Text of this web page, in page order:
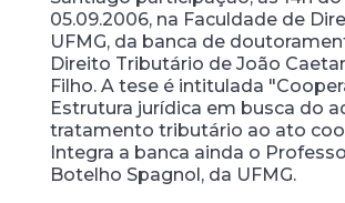
05.09.2006, na Faculdade de
UFMG, da banca de
Direito Tributário de João
Filho. A tese é intitulada
Estrutura jurídica em busca do
tratamento tributário ao ato
Integra a banca ainda o
Botelho Spagnol, da UFMG.